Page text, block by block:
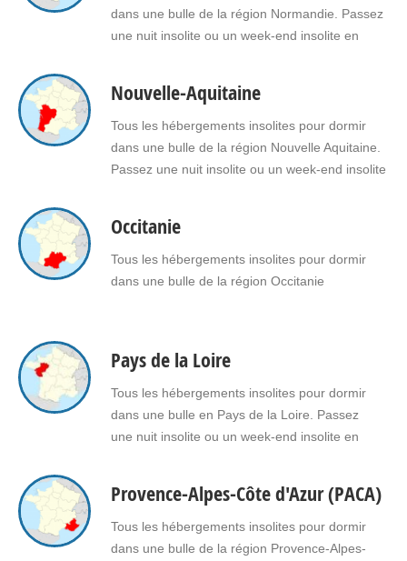
dans une bulle de la région Normandie. Passez
une nuit insolite ou un week-end insolite en
sauna dans une bulle en Normandie pour vous
ou pour offrir un cadeau insolite à vos proches.
Nouvelle-Aquitaine
Tous les hébergements insolites pour dormir
dans une bulle de la région Nouvelle Aquitaine.
Passez une nuit insolite ou un week-end insolite
avec jacuzzi, spa, sauna dans une bulle en
Nouvelle Aquitaine pour vous ou pour offrir un…
Occitanie
Tous les hébergements insolites pour dormir
dans une bulle de la région Occitanie
Pays de la Loire
Tous les hébergements insolites pour dormir
dans une bulle en Pays de la Loire. Passez
une nuit insolite ou un week-end insolite en
spa, sauna dans une bulle en Pays de la Loire
pour vous ou pour offrir un…
Provence-Alpes-Côte d'Azur (PACA)
Tous les hébergements insolites pour dormir
dans une bulle de la région Provence-Alpes-